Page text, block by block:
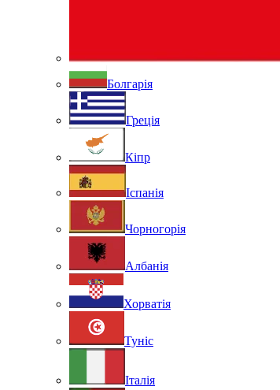
Болгарія
Греція
Кіпр
Іспанія
Чорногорія
Албанія
Хорватія
Туніс
Італія